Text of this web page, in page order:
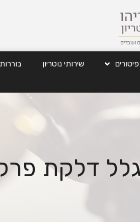
פיטורים שירותי נוטריון בוררות
דלקת